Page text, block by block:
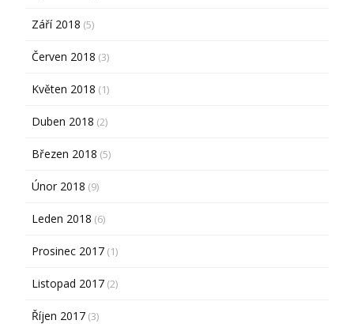
Září 2018 (5)
Červen 2018 (3)
Květen 2018 (1)
Duben 2018 (2)
Březen 2018 (5)
Únor 2018 (9)
Leden 2018 (6)
Prosinec 2017 (1)
Listopad 2017 (2)
Říjen 2017 (3)